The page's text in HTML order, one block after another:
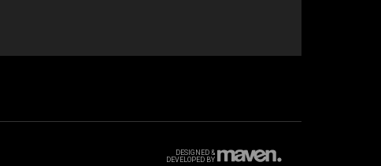
DESIGNED &
DEVELOPED BY